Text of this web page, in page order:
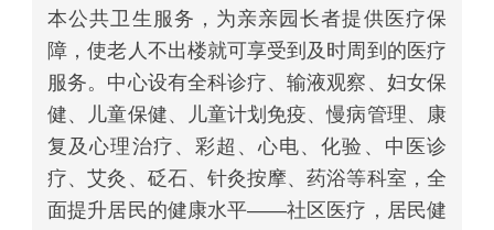
本公共卫生服务，为亲亲园长者提供医疗保
障，使老人不出楼就可享受到及时周到的医疗
服务。中心设有全科诊疗、输液观察、妇女保
健、儿童保健、儿童计划免疫、慢病管理、康
复及心理治疗、彩超、心电、化验、中医诊
疗、艾灸、砭石、针灸按摩、药浴等科室，全
面提升居民的健康水平——社区医疗，居民健